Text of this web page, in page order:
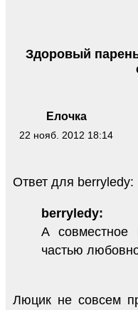
Елочка
22 нояб. 2012 18:14
Здоровый
Ответ для berryledy:
berryledy:
А совместное
частью
Люцик не совсем